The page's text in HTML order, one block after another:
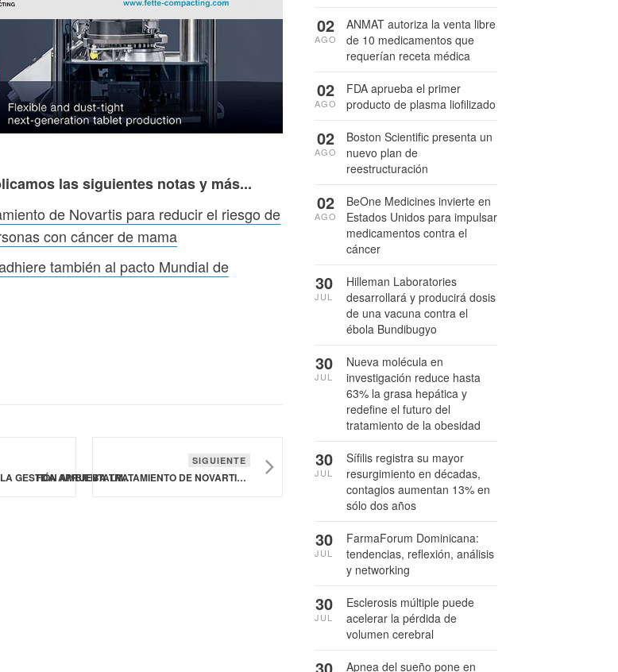
las siguientes notas y más...
de Novartis para reducir el riesgo de
con cáncer de mama
también al pacto Mundial de
OPS FORTALECE LA GESTIÓN AMBIENTALMENTE RESPONSABLE DE RESIDUOS SANITARIOS
SIGUIENTE
FDA APRUEBA TRATAMIENTO DE NOVARTIS PARA REDUCIR EL RIESGO DE RECURRENCIA EN PERSONAS CON CÁNCER DE MAMA
ANMAT autoriza la venta libre
de 10 medicamentos que
requerían receta médica
02
AGO
FDA aprueba el primer
producto de plasma liofilizado
02
AGO
Boston Scientific presenta un
nuevo plan de
reestructuración
02
AGO
BeOne Medicines invierte en
Estados Unidos para impulsar
medicamentos contra el
cáncer
02
AGO
Hilleman Laboratories
desarrollará y producirá dosis
de una vacuna contra el
ébola Bundibugyo
30
JUL
Nueva molécula en
investigación reduce hasta
63% la grasa hepática y
redefine el futuro del
tratamiento de la obesidad
30
JUL
Sífilis registra su mayor
resurgimiento en décadas,
contagios aumentan 13% en
sólo dos años
30
JUL
FarmaForum Dominicana:
tendencias, reflexión, análisis
y networking
30
JUL
Esclerosis múltiple puede
acelerar la pérdida de
volumen cerebral
30
JUL
Apnea del sueño pone en